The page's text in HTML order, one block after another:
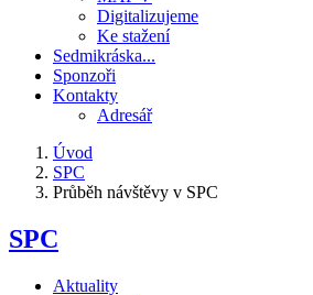
Digitalizujeme
Ke stažení
Sedmikráska...
Sponzoři
Kontakty
Adresář
Drobečková
Úvod
SPC
Průběh návštěvy v SPC
SPC
Aktuality